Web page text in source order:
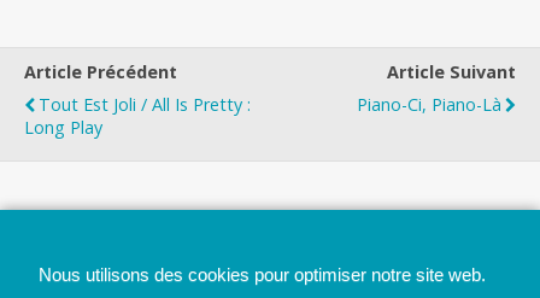
Article Précédent
Tout Est Joli / All Is Pretty :
Long Play
Article Suivant
Piano-Ci, Piano-Là
Nous utilisons des cookies pour optimiser notre site web.